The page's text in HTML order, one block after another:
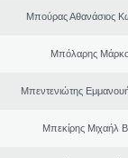
Μπούρας Αθανάσιος
Μπόλαρης
Μπεντενιώτης
Μπεκίρης Μιχαήλ